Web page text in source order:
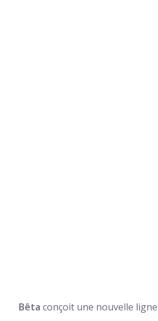
Bêta conçoit une nouvelle ligne